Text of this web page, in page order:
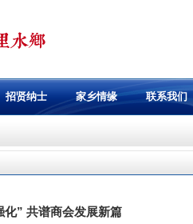
招贤纳士 家乡情缘 联系我们
化” 共谱商会发展新篇